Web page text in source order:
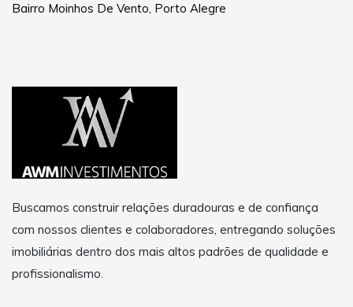
Bairro Moinhos De Vento, Porto Alegre
Buscamos construir relações duradouras e de confiança
com nossos clientes e colaboradores, entregando soluções
imobiliárias dentro dos mais altos padrões de qualidade e
profissionalismo.